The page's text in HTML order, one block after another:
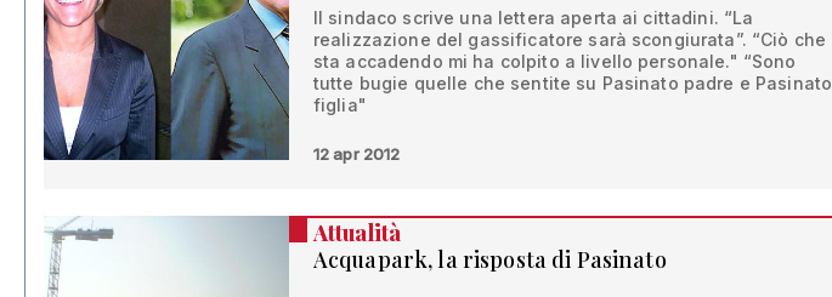
Il sindaco scrive una lettera aperta ai cittadini. “La
realizzazione del gassificatore sarà scongiurata”. “Ciò che
sta accadendo mi ha colpito a livello personale." “Sono
tutte bugie quelle che sentite su Pasinato padre e Pasinato
figlia"
12 apr 2012
Attualità
Acquapark, la risposta di Pasinato